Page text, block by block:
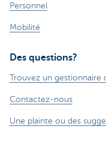
Personnel
Mobilité
Des questions?
Trouvez un gestionnaire
Contactez-nous
Une plainte ou des